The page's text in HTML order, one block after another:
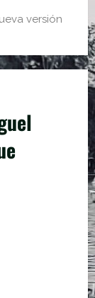
versión